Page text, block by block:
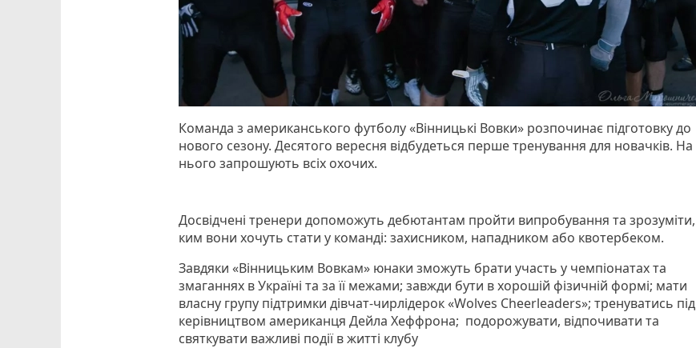
Команда з американського футболу «Вінницькі Вовки» розпочинає підготовку до
нового сезону. Десятого вересня відбудеться перше тренування для новачків. На
нього запрошують всіх охочих.
Досвідчені тренери допоможуть дебютантам пройти випробування та зрозуміти,
ким вони хочуть стати у команді: захисником, нападником або квотербеком.
Завдяки «Вінницьким Вовкам» юнаки зможуть брати участь у чемпіонатах та
змаганнях в Україні та за її межами; завжди бути в хорошій фізичній формі; мати
власну групу підтримки дівчат-чирлідерок «Wolves Cheerleaders»; тренуватись під
керівництвом американця Дейла Хеффрона; подорожувати, відпочивати та
святкувати важливі події в житті клубу